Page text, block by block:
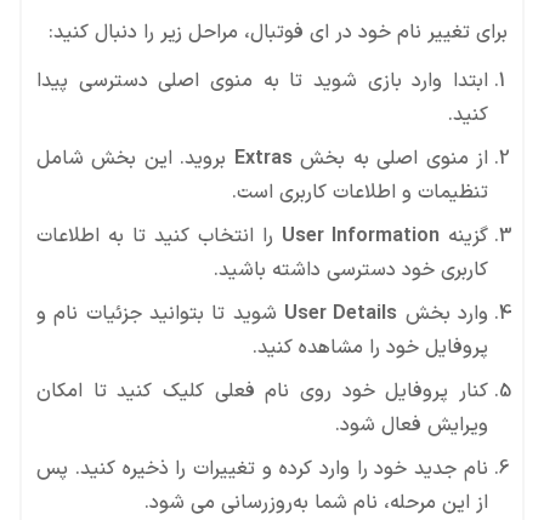
برای تغییر نام خود در ای فوتبال، مراحل زیر را دنبال کنید:
ابتدا وارد بازی شوید تا به منوی اصلی دسترسی پیدا
کنید.
از منوی اصلی به بخش Extras بروید. این بخش شامل
تنظیمات و اطلاعات کاربری است.
گزینه User Information را انتخاب کنید تا به اطلاعات
کاربری خود دسترسی داشته باشید.
وارد بخش User Details شوید تا بتوانید جزئیات نام و
پروفایل خود را مشاهده کنید.
کنار پروفایل خود روی نام فعلی کلیک کنید تا امکان
ویرایش فعال شود.
نام جدید خود را وارد کرده و تغییرات را ذخیره کنید. پس
از این مرحله، نام شما به‌روزرسانی می شود.